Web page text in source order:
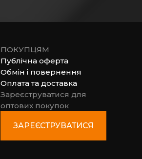
ПОКУПЦЯМ
Публічна оферта
Обмін і повернення
Оплата та доставка
Зареєструватися для
оптових покупок
ЗАРЕЄСТРУВАТИСЯ